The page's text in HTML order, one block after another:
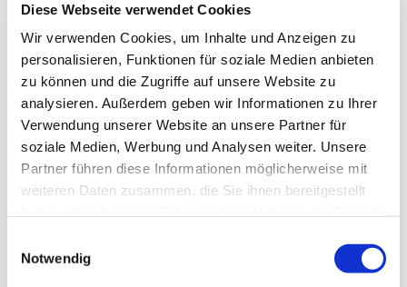
Diese Webseite verwendet Cookies
Wir verwenden Cookies, um Inhalte und Anzeigen zu
personalisieren, Funktionen für soziale Medien anbieten
zu können und die Zugriffe auf unsere Website zu
analysieren. Außerdem geben wir Informationen zu Ihrer
Verwendung unserer Website an unsere Partner für
soziale Medien, Werbung und Analysen weiter. Unsere
Partner führen diese Informationen möglicherweise mit
weiteren Daten zusammen, die Sie ihnen bereitgestellt
Notwendig
Gelegenheit, miteinander insGespräch zu kommen,
Ihrer Trauer einen Ort zu geben, aber auch
IhrHoffnungen für das zukünftige Leben ohne den
geliebten Menschen.
Bei Regenwetter treffen wir uns donnerstagsin der
„Speisekammer 16“ (ehemals Blumen König),
Kirchender Dorfweg 16.